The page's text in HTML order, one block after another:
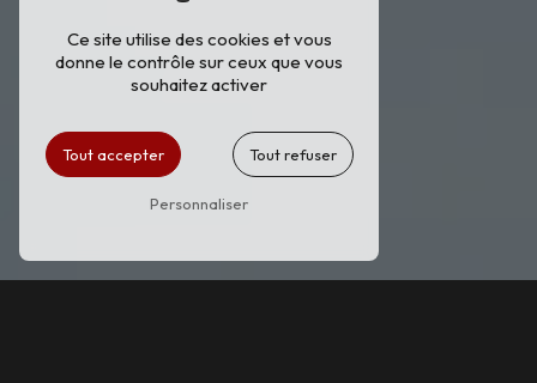
Ce site utilise des cookies et vous
donne le contrôle sur ceux que vous
souhaitez activer
Tout accepter Tout refuser
Personnaliser